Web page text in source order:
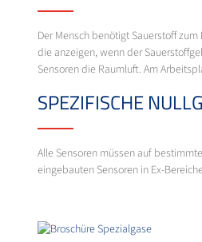
Der Mensch benötigt Sauerstoff
die anzeigen, wenn der
Sensoren die Raumluft. Am
SPEZIFISCHE
Alle Sensoren müssen auf
eingebauten Sensoren in Ex-